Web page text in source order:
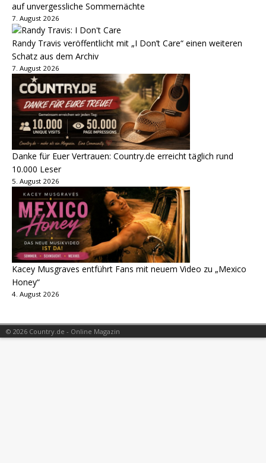
auf unvergessliche Sommernächte
7. August 2026
Randy Travis veröffentlicht mit „I Don’t Care“ einen weiteren
Schatz aus dem Archiv
7. August 2026
Danke für Euer Vertrauen: Country.de erreicht täglich rund
10.000 Leser
5. August 2026
Kacey Musgraves entführt Fans mit neuem Video zu „Mexico
Honey“
4. August 2026
© 2026 Country.de - Online Magazin